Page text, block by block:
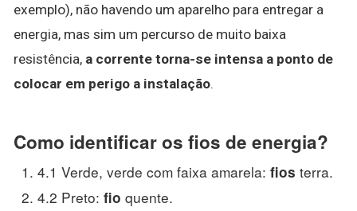
exemplo), não havendo um aparelho para entregar a
energia, mas sim um percurso de muito baixa
resistência, a corrente torna-se intensa a ponto de
colocar em perigo a instalação.
Como identificar os fios de energia?
4.1 Verde, verde com faixa amarela: fios terra.
4.2 Preto: fio quente.